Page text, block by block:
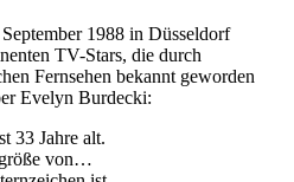
1988 in Düsseldorf
TV-Stars, die durch
Fernsehen bekannt geworden
Evelyn Burdecki:
33 Jahre alt.
von…